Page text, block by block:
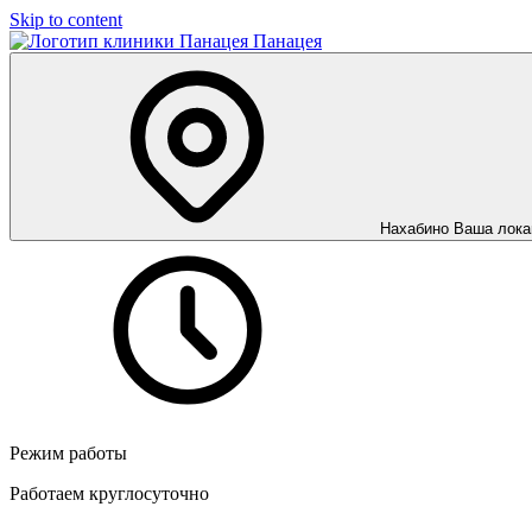
Skip to content
Панацея
Нахабино Ваша
Режим работы
Работаем круглосуточно